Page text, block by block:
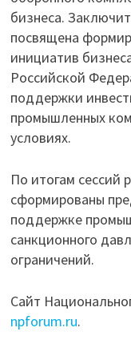
бизнеса.
посвящена
инициатив
Российской
поддержки
промышленных
условиях.
По итогам сессий
сформированы
поддержке
санкционного
ограничений.
Сайт
npforum.ru.